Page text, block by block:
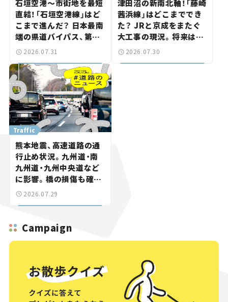
石垣空港～市街地を最短
直結！「石垣空港線」はど
こまで進んだ？ 日本最南
端の県道バイパス、第2
工区も延伸開通 【いま気
2026.07.31
津田沼の新南北軸！「藤崎
茜浜線」はどこまででき
た？ JRと京成をまたぐ
大工事の現況。将来は
「習志野～鎌ケ谷」を最短
2026.07.30
Traffic
熊本地震、高速道路の通
行止め状況。九州道・南
九州道・九州中央道など
に影響。橋の損傷も確認
【道路のニュース】
2026.07.29
Campaign